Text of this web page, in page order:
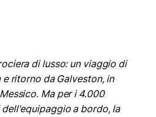
di lusso: un viaggio di
ritorno da Galveston, in
Ma per i 4.000
a bordo, la